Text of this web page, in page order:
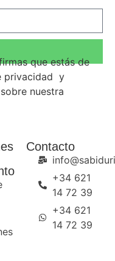
que estás de
privacidad y
nuestra
Contacto
+34 621
14 72 39
+34 621
14 72 39